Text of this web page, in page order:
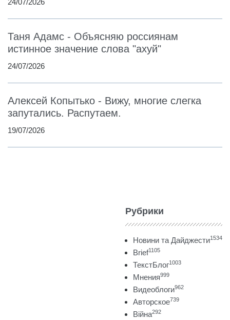
24/07/2026
Таня Адамс - Объясняю россиянам
истинное значение слова "ахуй"
24/07/2026
Алексей Копытько - Вижу, многие слегка
запутались. Распутаем.
19/07/2026
Рубрики
Новини та Дайджести1534
Brief1105
ТекстБлог1003
Мнения999
Видеоблоги962
Авторское739
Війна292